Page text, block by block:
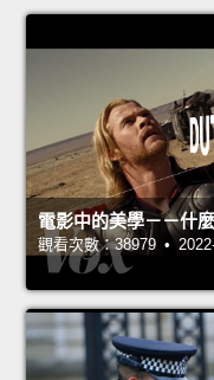
電影中的美學－－什
觀看次數：38979 •